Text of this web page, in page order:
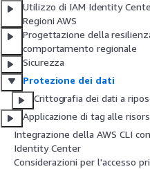
Utilizzo di IAM Identity
Regioni AWS
Progettazione della
comportamento regionale
Sicurezza
Protezione dei dati
Crittografia dei dati a
Applicazione di tag alle
Integrazione della AWS CLI
Identity Center
Considerazioni per l'accesso